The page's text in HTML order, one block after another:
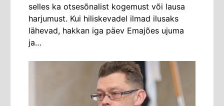
selles ka otsesõnalist kogemust või lausa
harjumust. Kui hiliskevadel ilmad ilusaks
lähevad, hakkan iga päev Emajões ujuma
ja…